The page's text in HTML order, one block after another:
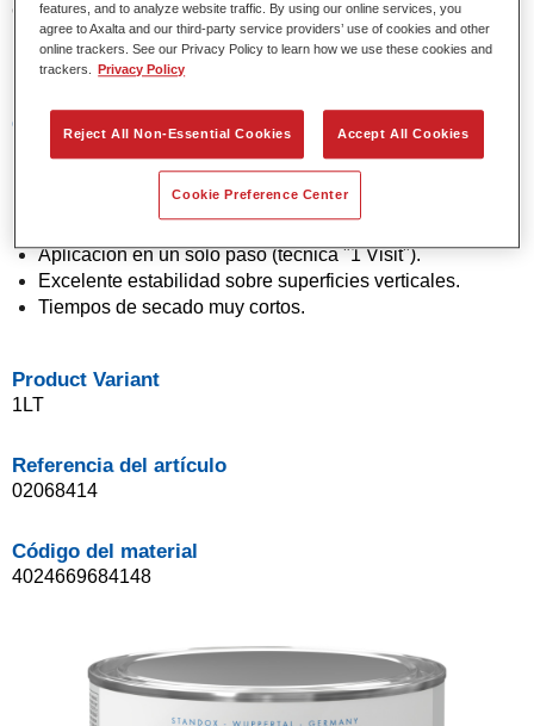
Ofrece muy alta cubrición y precisión del color gracias a la
más avanzada tecnología de pigmentos. Destaca también
por su excelente brillo.
Características del producto
Excelentes propiedades de pulido.
Aplicación en un solo paso (técnica "1 Visit").
Excelente estabilidad sobre superficies verticales.
Tiempos de secado muy cortos.
Product Variant
1LT
Referencia del artículo
02068414
Código del material
4024669684148
features, and to analyze website traffic. By using our online services, you
agree to Axalta and our third-party service providers’ use of cookies and other
online trackers. See our Privacy Policy to learn how we use these cookies and
trackers.
Privacy Policy
Reject All Non-Essential Cookies Accept All Cookies
Cookie Preference Center